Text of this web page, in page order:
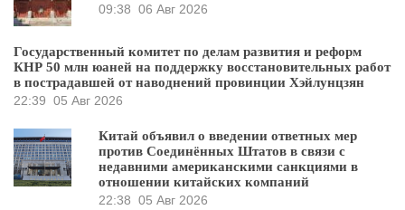
09:38 06 Авг 2026
Государственный комитет по делам развития и реформ
КНР 50 млн юаней на поддержку восстановительных работ
в пострадавшей от наводнений провинции Хэйлунцзян
22:39 05 Авг 2026
Китай объявил о введении ответных мер
против Соединённых Штатов в связи с
недавними американскими санкциями в
отношении китайских компаний
22:38 05 Авг 2026